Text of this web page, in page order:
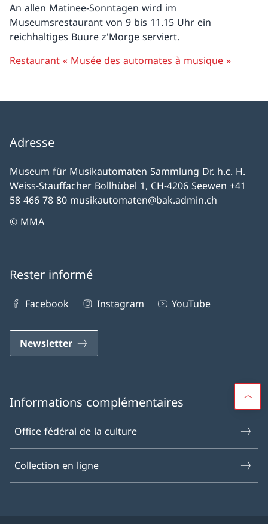
An allen Matinee-Sonntagen wird im
Museumsrestaurant von 9 bis 11.15 Uhr ein
reichhaltiges Buure z'Morge serviert.
Restaurant « Musée des automates à musique »
Adresse
Museum für Musikautomaten Sammlung Dr. h.c. H.
Weiss-Stauffacher Bollhübel 1, CH-4206 Seewen +41
58 466 78 80 musikautomaten@bak.admin.ch
© MMA
Rester informé
Facebook Instagram YouTube
Newsletter
Informations complémentaires
Office fédéral de la culture
Collection en ligne